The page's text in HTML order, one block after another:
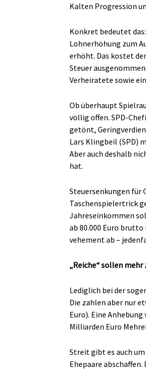
Kalten Progression
Konkret bedeutet
Lohnerhöhung zum
erhöht. Das kostet
Steuer
Verheiratete sowie
Ob überhaupt
völlig offen. SPD-
getönt,
Lars Klingbeil (SPD)
Aber auch deshalb
hat.
Steuersenkungen
Taschenspielertrick
Jahreseinkommen
ab 80.000 Euro
vehement ab –
„Reiche“ sollen mehr
Lediglich bei der
Die zahlen aber nur
Euro). Eine
Milliarden Euro
Streit gibt es auch
Ehepaare